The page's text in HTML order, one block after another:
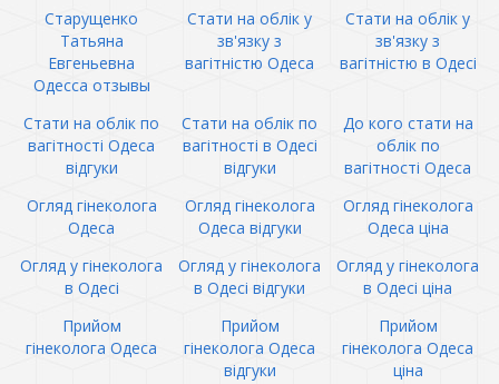
Старущенко
Татьяна
Евгеньевна
Одесса отзывы
Стати на облік у
зв'язку з
вагітністю Одеса
Стати на облік у
зв'язку з
вагітністю в Одесі
Стати на облік по
вагітності Одеса
відгуки
Стати на облік по
вагітності в Одесі
відгуки
До кого стати на
облік по
вагітності Одеса
Огляд гінеколога
Одеса
Огляд гінеколога
Одеса відгуки
Огляд гінеколога
Одеса ціна
Огляд у гінеколога
в Одесі
Огляд у гінеколога
в Одесі відгуки
Огляд у гінеколога
в Одесі ціна
Прийом
гінеколога Одеса
Прийом
гінеколога Одеса
відгуки
Прийом
гінеколога Одеса
ціна